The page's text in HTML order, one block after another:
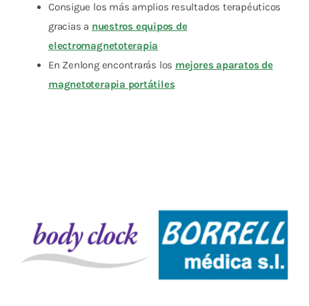
Consigue los más amplios resultados terapéuticos
gracias a nuestros equipos de
electromagnetoterapia
En Zenlong encontrarás los mejores aparatos de
magnetoterapia portátiles